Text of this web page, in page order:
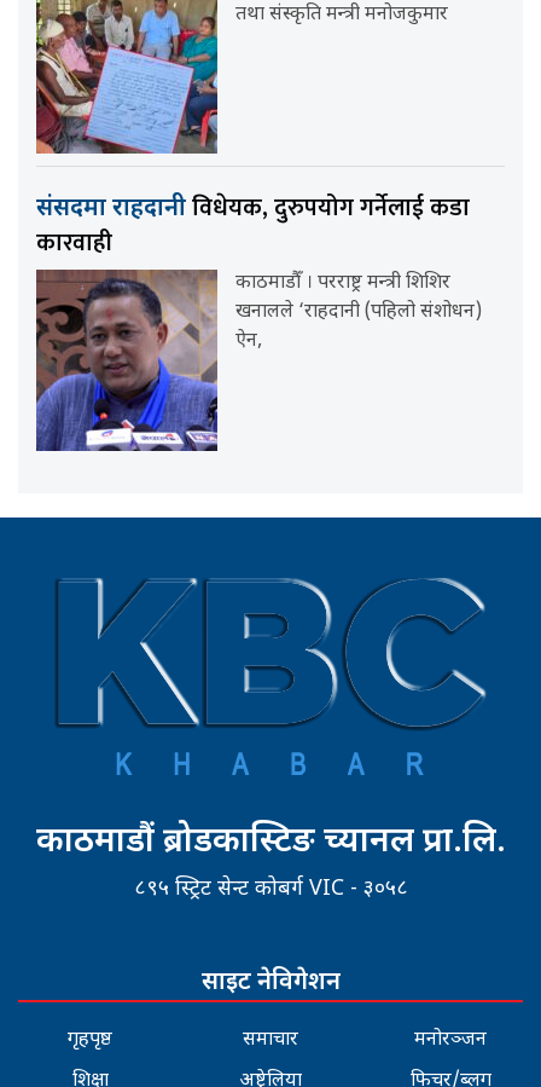
तथा संस्कृति मन्त्री मनोजकुमार
संसदमा राहदानीविधेयक, दुरुपयोग गर्नेलाई कडा
कारवाही
काठमाडौँ । परराष्ट्र मन्त्री शिशिर
खनालले ‘राहदानी (पहिलो संशोधन)
ऐन,
काठमाडौं ब्रोडकास्टिङ च्यानल प्रा.लि.
८९५ स्ट्रिट सेन्ट कोबर्ग VIC - ३०५८
साइट नेविगेशन
गृहपृष्ठ
शिक्षा
समाचार
अष्ट्रेलिया
मनोरञ्जन
फिचर/ब्लग